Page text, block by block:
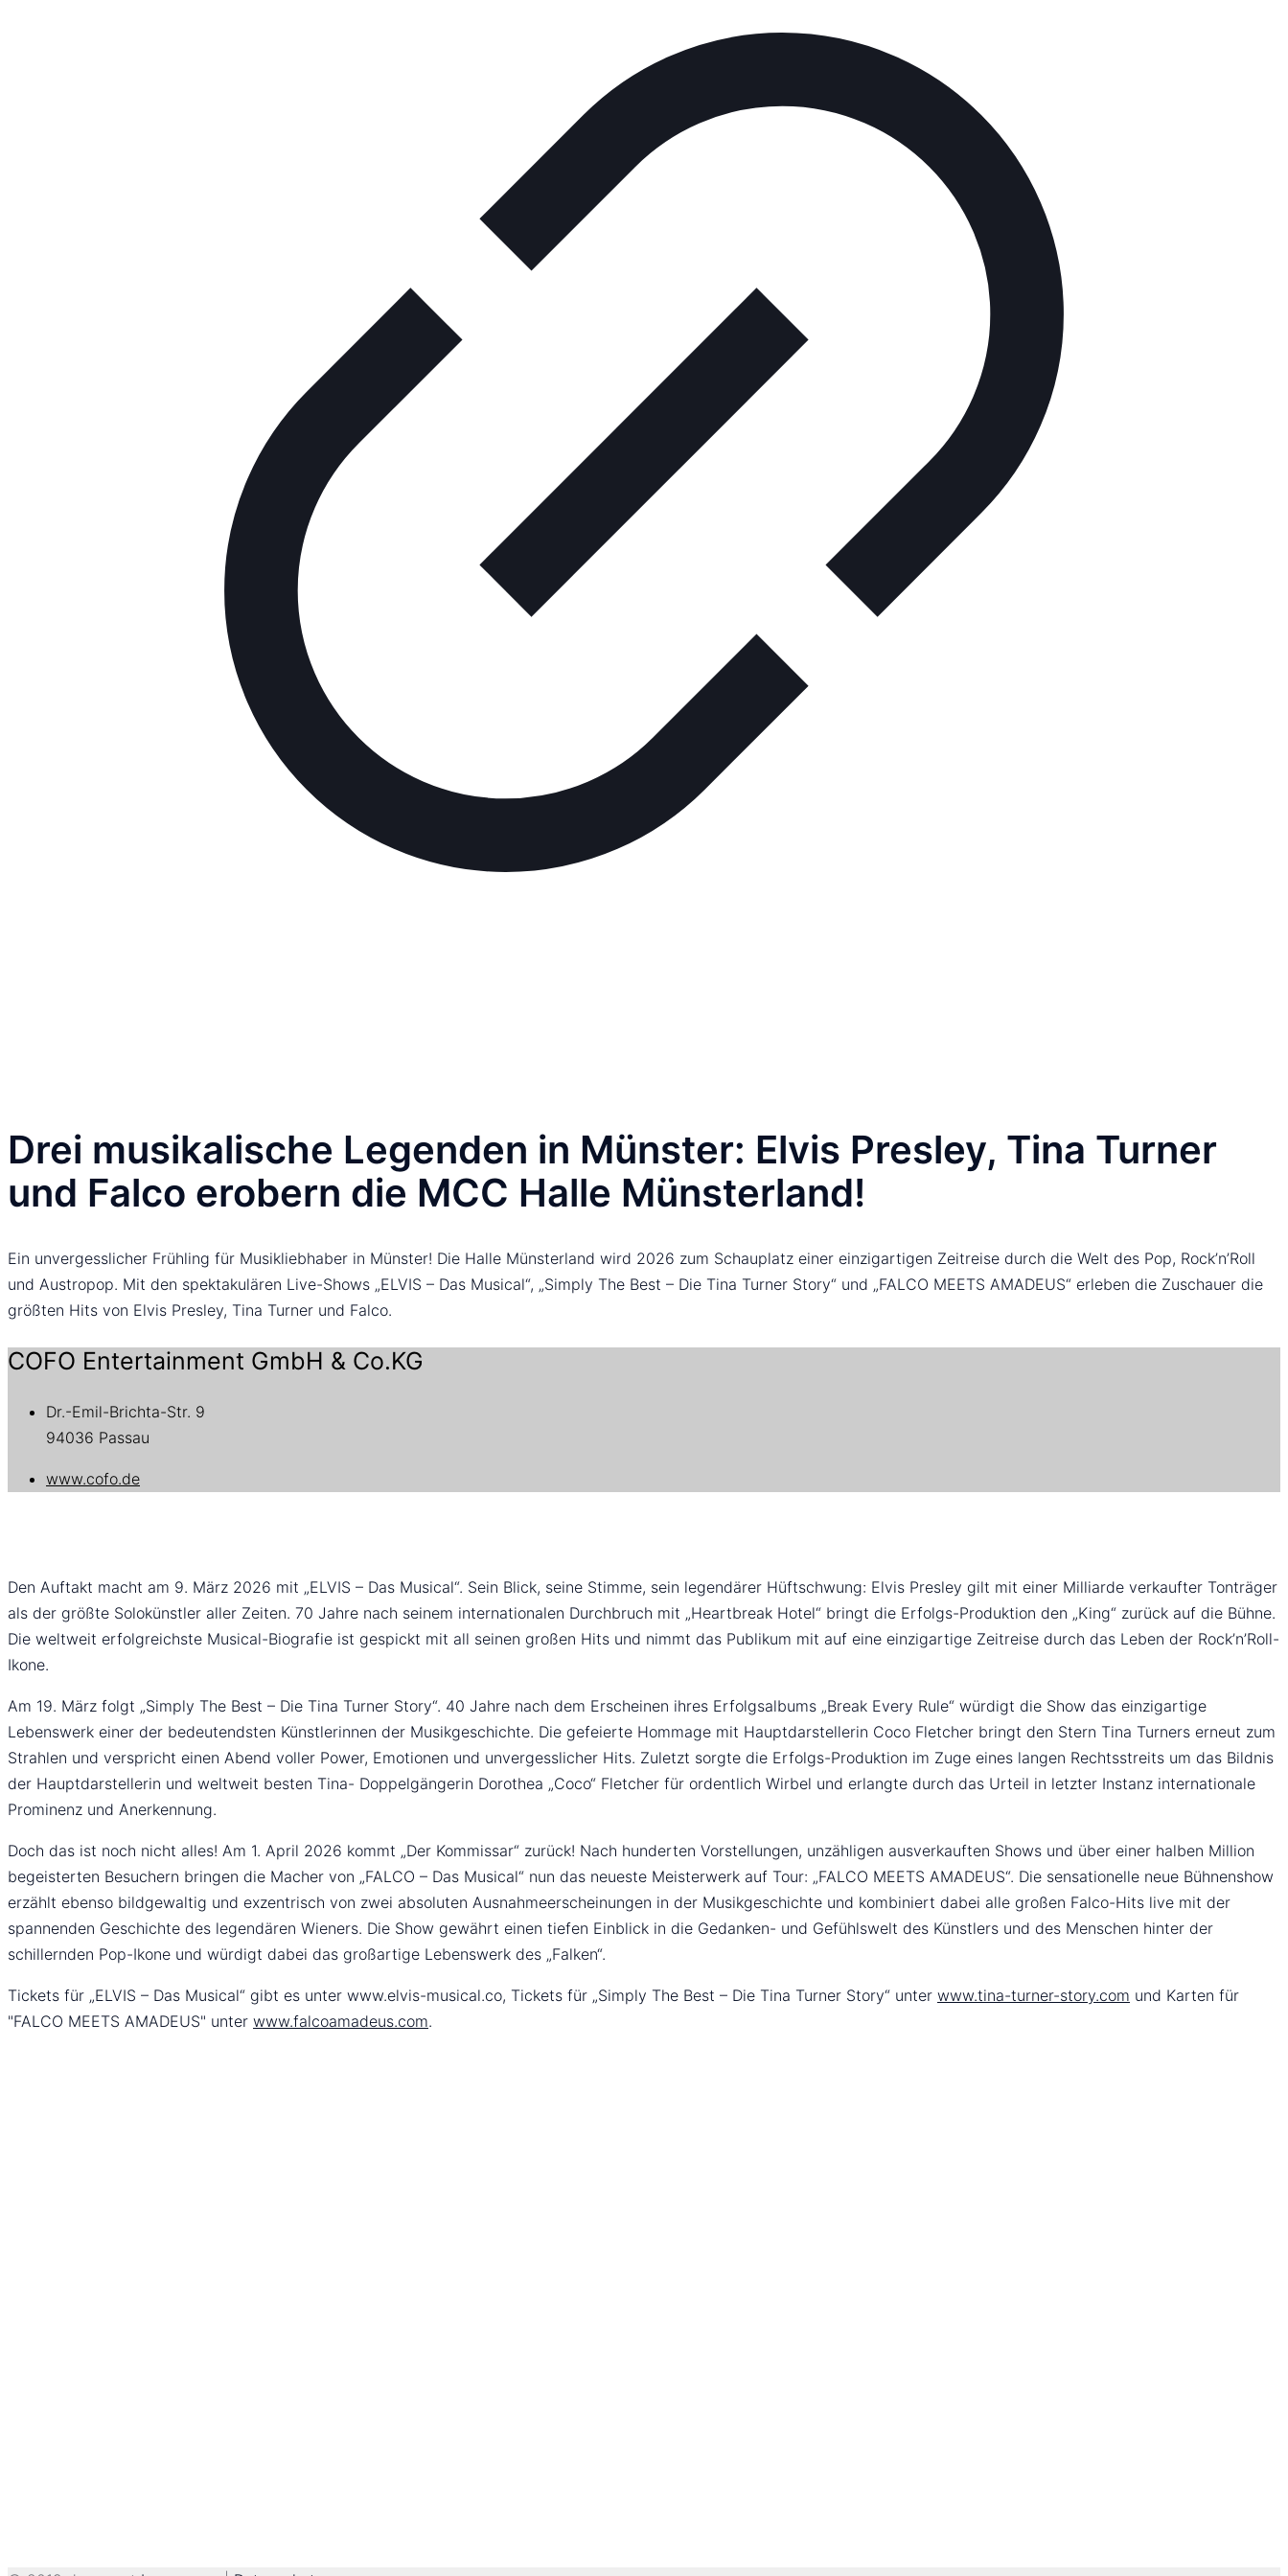
Drei musikalische Legenden in Münster: Elvis Presley, Tina Turner
und Falco erobern die MCC Halle Münsterland!
Ein unvergesslicher Frühling für Musikliebhaber in Münster! Die Halle Münsterland wird 2026 zum Schauplatz einer einzigartigen Zeitreise durch die Welt des Pop, Rock’n’Roll
und Austropop. Mit den spektakulären Live-Shows „ELVIS – Das Musical“, „Simply The Best – Die Tina Turner Story“ und „FALCO MEETS AMADEUS“ erleben die Zuschauer die
größten Hits von Elvis Presley, Tina Turner und Falco.
COFO Entertainment GmbH & Co.KG
Dr.-Emil-Brichta-Str. 9
94036 Passau
www.cofo.de
Den Auftakt macht am 9. März 2026 mit „ELVIS – Das Musical“. Sein Blick, seine Stimme, sein legendärer Hüftschwung: Elvis Presley gilt mit einer Milliarde verkaufter Tonträger
als der größte Solokünstler aller Zeiten. 70 Jahre nach seinem internationalen Durchbruch mit „Heartbreak Hotel“ bringt die Erfolgs-Produktion den „King“ zurück auf die Bühne.
Die weltweit erfolgreichste Musical-Biografie ist gespickt mit all seinen großen Hits und nimmt das Publikum mit auf eine einzigartige Zeitreise durch das Leben der Rock’n’Roll-
Ikone.
Am 19. März folgt „Simply The Best – Die Tina Turner Story“. 40 Jahre nach dem Erscheinen ihres Erfolgsalbums „Break Every Rule“ würdigt die Show das einzigartige
Lebenswerk einer der bedeutendsten Künstlerinnen der Musikgeschichte. Die gefeierte Hommage mit Hauptdarstellerin Coco Fletcher bringt den Stern Tina Turners erneut zum
Strahlen und verspricht einen Abend voller Power, Emotionen und unvergesslicher Hits. Zuletzt sorgte die Erfolgs-Produktion im Zuge eines langen Rechtsstreits um das Bildnis
der Hauptdarstellerin und weltweit besten Tina- Doppelgängerin Dorothea „Coco“ Fletcher für ordentlich Wirbel und erlangte durch das Urteil in letzter Instanz internationale
Prominenz und Anerkennung.
Doch das ist noch nicht alles! Am 1. April 2026 kommt „Der Kommissar“ zurück! Nach hunderten Vorstellungen, unzähligen ausverkauften Shows und über einer halben Million
begeisterten Besuchern bringen die Macher von „FALCO – Das Musical“ nun das neueste Meisterwerk auf Tour: „FALCO MEETS AMADEUS“. Die sensationelle neue Bühnenshow
erzählt ebenso bildgewaltig und exzentrisch von zwei absoluten Ausnahmeerscheinungen in der Musikgeschichte und kombiniert dabei alle großen Falco-Hits live mit der
spannenden Geschichte des legendären Wieners. Die Show gewährt einen tiefen Einblick in die Gedanken- und Gefühlswelt des Künstlers und des Menschen hinter der
schillernden Pop-Ikone und würdigt dabei das großartige Lebenswerk des „Falken“.
Tickets für „ELVIS – Das Musical“ gibt es unter www.elvis-musical.co, Tickets für „Simply The Best – Die Tina Turner Story“ unter www.tina-turner-story.com und Karten für
"FALCO MEETS AMADEUS" unter www.falcoamadeus.com.